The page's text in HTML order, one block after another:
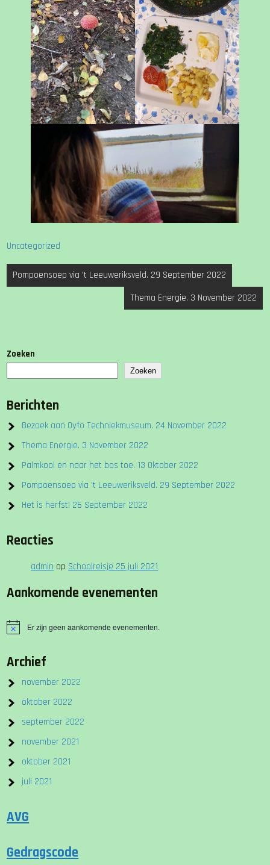
Uncategorized
Bericht
navigatie
Pompoensoep via ’t Leeuweriksveld. 29 September 2022
Thema Energie. 3 November 2022
Zoeken
Zoeken
Berichten
Bezoek aan Oyfo Techniekmuseum. 24 November 2022
Thema Energie. 3 November 2022
Palmkool en naar het bos toe. 13 Oktober 2022
Pompoensoep via ’t Leeuweriksveld. 29 September 2022
Het is herfst! 26 September 2022
Reacties
admin op Schoolreisje 25 juli 2021
Aankomende evenementen
B
i
c
h
Er zijn geen aankomende evenementen.
Archief
november 2022
oktober 2022
september 2022
november 2021
oktober 2021
juli 2021
AVG
Gedragscode